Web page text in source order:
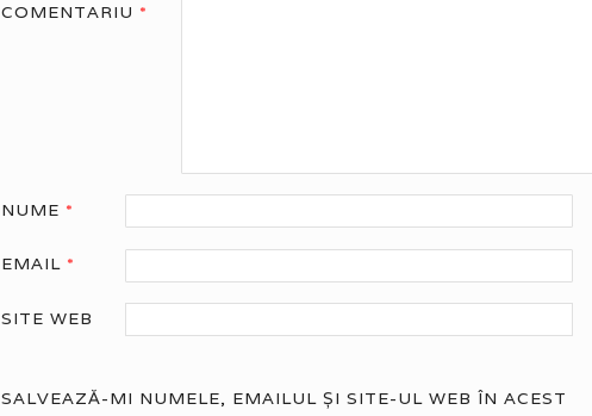
COMENTARIU *
NUME *
EMAIL *
SITE WEB
SALVEAZĂ-MI NUMELE, EMAILUL ȘI SITE-UL WEB ÎN ACEST